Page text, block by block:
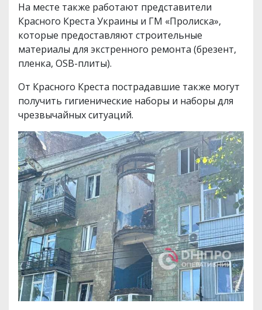
На месте также работают представители
Красного Креста Украины и ГМ «Пролиска»,
которые предоставляют строительные
материалы для экстренного ремонта (брезент,
пленка, OSB-плиты).
От Красного Креста пострадавшие также могут
получить гигиенические наборы и наборы для
чрезвычайных ситуаций.